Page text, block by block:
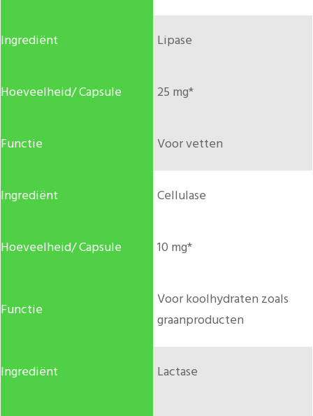
Lipase
25 mg*
Voor vetten
Cellulase
10 mg*
Voor koolhydraten zoals
graanproducten
Lactase